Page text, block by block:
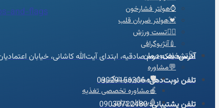
⌚هولتر فشارخون
💓هولتر ضربان قلب
🚴‍♀️تست ورزش
💉آنژیوگرافی
🩺تشخیص‌ودرمان
💬مشاوره
🛡️مشاوره پیشگیری
🍎مشاوره تخصصی تغذیه
🩸بیماران دیابتی
and-flags
آدرس:فلکه دوم صادقیه، ابتدای آیت‌الله کاشانی، خیابان
تلفن نوبت‌دهی:09029156306
تلفن پشتیبانی:09030722480